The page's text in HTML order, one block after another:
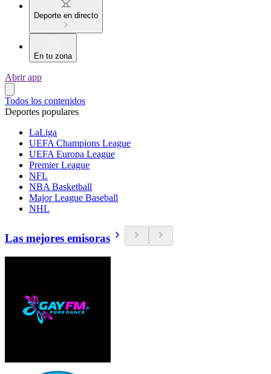
Deporte en directo
En tu zona
Abrir app
Todos los contenidos
Deportes populares
LaLiga
UEFA Champions League
UEFA Europa League
Premier League
NFL
NBA Basketball
Major League Baseball
NHL
Las mejores emisoras